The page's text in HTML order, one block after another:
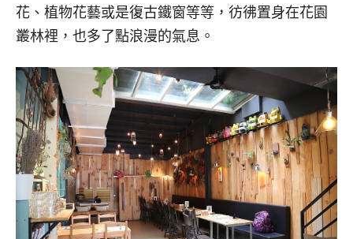
花、植物花藝或是復古鐵窗等等，彷彿置身在花園
叢林裡，也多了點浪漫的氣息。